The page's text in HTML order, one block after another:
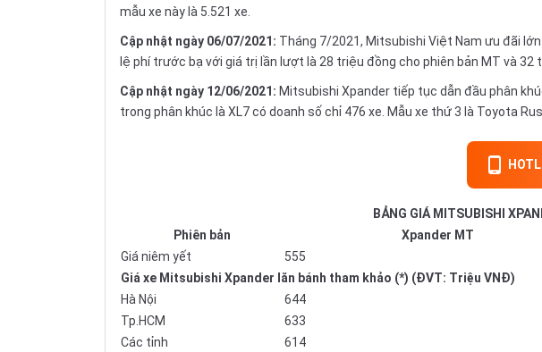
mẫu xe này là 5.521 xe.
Cập nhật ngày 06/07/2021: Tháng 7/2021, Mitsubishi Việt Nam ưu đãi
lệ phí trước bạ với giá trị lần lượt là 28 triệu đồng cho phiên bản MT và
Cập nhật ngày 12/06/2021: Mitsubishi Xpander tiếp tục dẫn đầu phân
trong phân khúc là XL7 có doanh số chỉ 476 xe. Mẫu xe thứ 3 là Toyota
BẢNG GIÁ MITSUBISHI
Phiên bản
Xpander MT
Giá niêm yết
555
Giá xe Mitsubishi Xpander lăn bánh tham khảo (*) (ĐVT: Triệu VNĐ)
Hà Nội
644
Tp.HCM
633
Các tỉnh
614